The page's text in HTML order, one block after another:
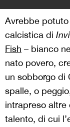
Avrebbe
calcistica di
Fish – bianco
nato povero,
un sobborgo di
spalle, o
intrapreso altre
talento, di cui